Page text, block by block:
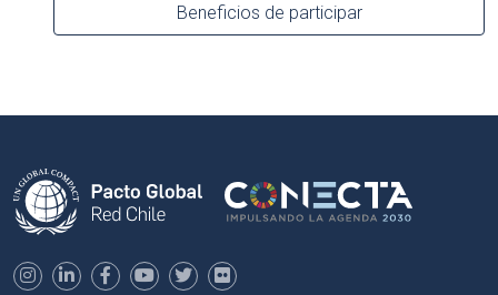
Beneficios de participar